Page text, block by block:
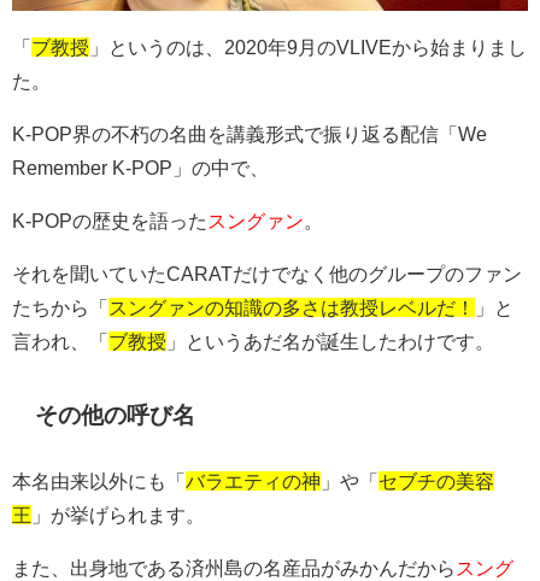
「 ブ教授 」というのは、2020年9月のVLIVEから始まりまし
た。
K-POP界の不朽の名曲を講義形式で振り返る配信「We
Remember K-POP」の中で、
K-POPの歴史を語った スングァン。
それを聞いていたCARATだけでなく他のグループのファン
たちから「 スングァンの知識の多さは教授レベルだ！
」と
言われ、「 ブ教授 」というあだ名が誕生したわけです。
その他の呼び名
本名由来以外にも「 バラエティの神 」や「 セブチの美容
王 」が挙げられます。
また、出身地である済州島の名産品がみかんだから スング